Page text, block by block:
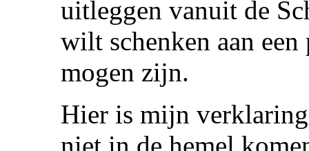
uitleggen vanuit de
wilt schenken aan een
mogen zijn.
Hier is mijn
niet in de hemel